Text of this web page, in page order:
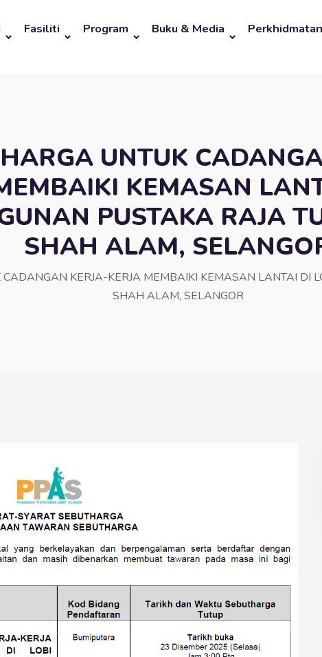
Fasiliti Program Buku & Media
UNTUK
KEMASAN
PUSTAKA RAJA
SHAH ALAM,
KERJA-KERJA MEMBAIKI KEMASAN LANTAI DI
SHAH ALAM, SELANGOR